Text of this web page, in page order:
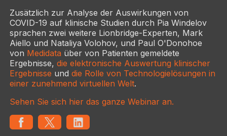
Zusätzlich zur Analyse der Auswirkungen von
COVID-19 auf klinische Studien durch Pia Windelov
sprachen zwei weitere Lionbridge-Experten, Mark
Aiello und Nataliya Volohov, und Paul O'Donohoe
von Medidata über von Patienten gemeldete
Ergebnisse, die elektronische Auswertung klinischer
Ergebnisse und die Rolle von Technologielösungen in
einer zunehmend virtuellen Welt.
Sehen Sie sich hier das ganze Webinar an.